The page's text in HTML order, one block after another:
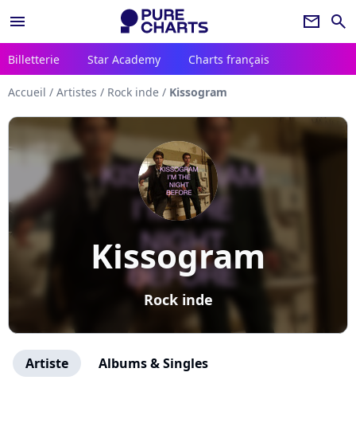
menu newsletter search
Billetterie Star Academy Charts français
Accueil / Artistes / Rock inde / Kissogram
Kissogram
Rock inde
Artiste Albums & Singles